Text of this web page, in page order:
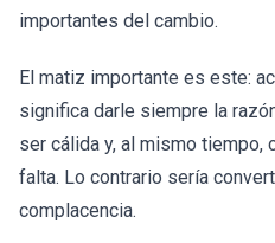
importantes del cambio.
El matiz importante es este:
significa darle siempre la
ser cálida y, al mismo tiempo,
falta. Lo contrario sería
complacencia.